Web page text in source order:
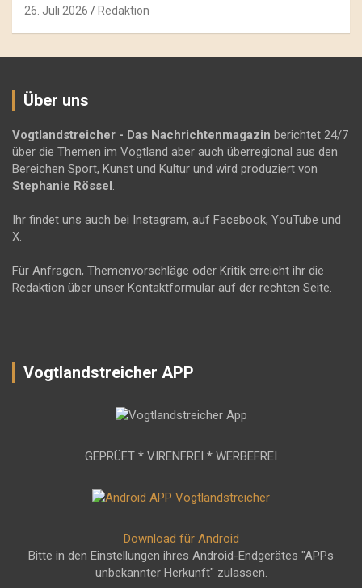
26. Juli 2026 Redaktion
Über uns
Vogtlandstreicher - Das Nachrichtenmagazin berichtet 24/7
über die Themen im Vogtland aber auch überregional aus den
Bereichen Sport, Kunst und Kultur und wird produziert von
Stephanie Rössel .
Ihr findet uns auch bei Instagram, auf Facebook, YouTube und
X.
Für Anfragen, Themenvorschläge oder Kritik erreicht ihr die
Redaktion über unser Kontaktformular auf der rechten Seite.
Vogtlandstreicher APP
GEPRÜFT * VIRENFREI * WERBEFREI
Download für Android
Bitte in den Einstellungen ihres Android-Endgerätes "APPs
unbekannter Herkunft" zulassen.